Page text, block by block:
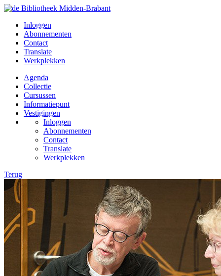
Inloggen
Abonnementen
Contact
Translate
Werkplekken
Agenda
Collectie
Cursussen
Informatiepunt
Vestigingen
Inloggen
Abonnementen
Contact
Translate
Werkplekken
Terug